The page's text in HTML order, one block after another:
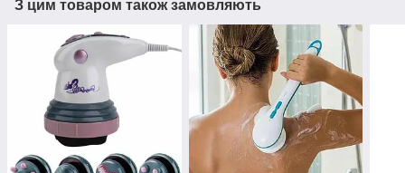
З цим товаром також замовляють